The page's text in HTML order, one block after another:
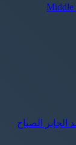
الجابر الصباح